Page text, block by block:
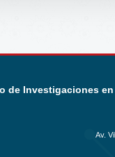
de Investigaciones
Av.